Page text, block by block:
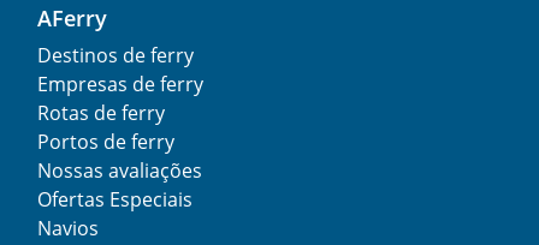
AFerry
Destinos de ferry
Empresas de ferry
Rotas de ferry
Portos de ferry
Nossas avaliações
Ofertas Especiais
Navios